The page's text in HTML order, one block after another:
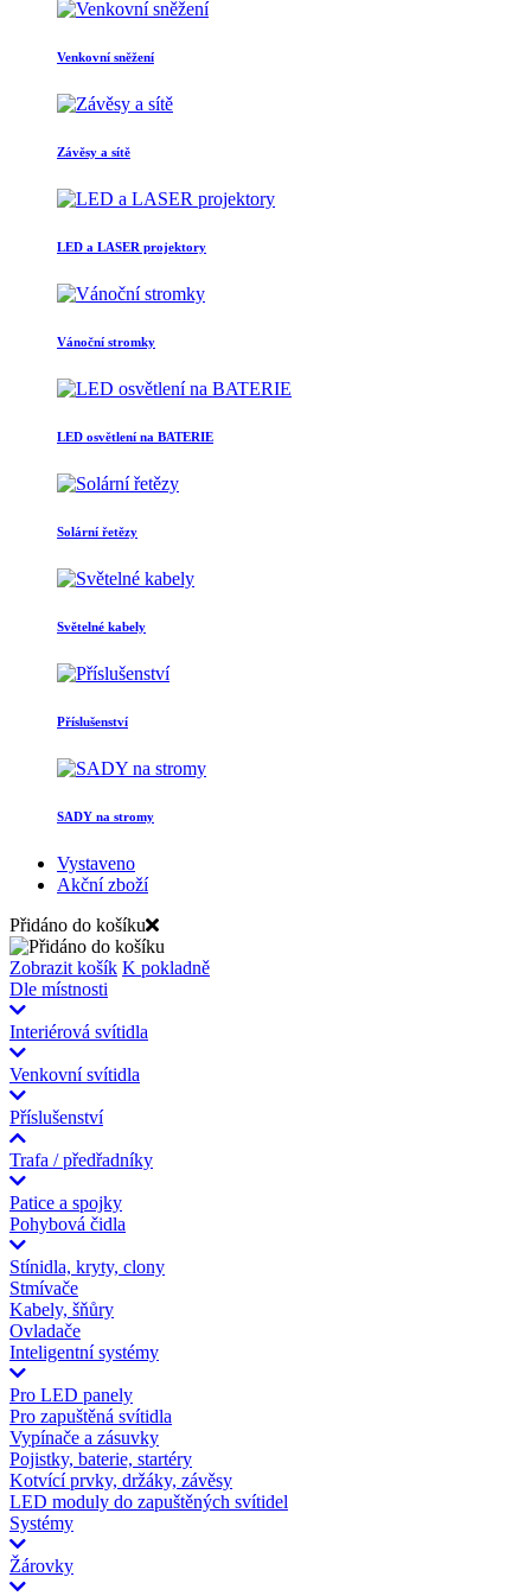
Venkovní sněžení
Závěsy a sítě
LED a LASER projektory
Vánoční stromky
LED osvětlení na BATERIE
Solární řetězy
Světelné kabely
Příslušenství
SADY na stromy
Vystaveno
Akční zboží
Přidáno do košíku
Zobrazit košík K pokladně
Dle místnosti
Interiérová svítidla
Venkovní svítidla
Příslušenství
Trafa / předřadníky
Patice a spojky
Pohybová čidla
Stínidla, kryty, clony
Stmívače
Kabely, šňůry
Ovladače
Inteligentní systémy
Pro LED panely
Pro zapuštěná svítidla
Vypínače a zásuvky
Pojistky, baterie, startéry
Kotvící prvky, držáky, závěsy
LED moduly do zapuštěných svítidel
Systémy
Žárovky